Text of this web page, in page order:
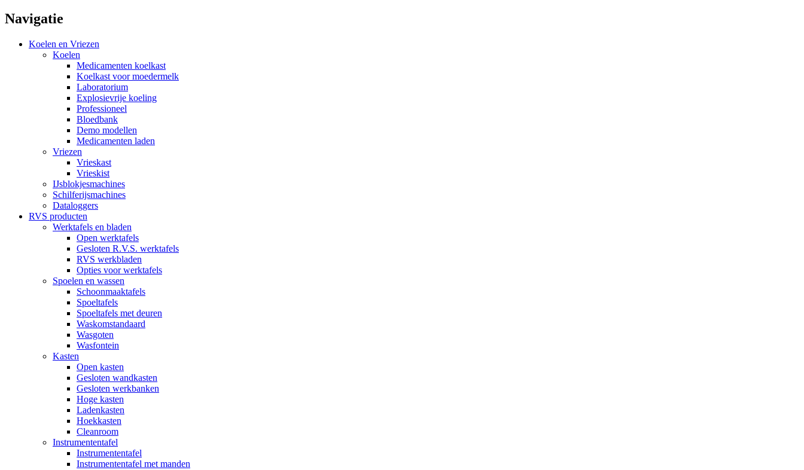
Navigatie
Koelen en Vriezen
Koelen
Medicamenten koelkast
Koelkast voor moedermelk
Laboratorium
Explosievrije koeling
Professioneel
Bloedbank
Demo modellen
Medicamenten laden
Vriezen
Vrieskast
Vrieskist
IJsblokjesmachines
Schilferijsmachines
Dataloggers
RVS producten
Werktafels en bladen
Open werktafels
Gesloten R.V.S. werktafels
RVS werkbladen
Opties voor werktafels
Spoelen en wassen
Schoonmaaktafels
Spoeltafels
Spoeltafels met deuren
Waskomstandaard
Wasgoten
Wasfontein
Kasten
Open kasten
Gesloten wandkasten
Gesloten werkbanken
Hoge kasten
Ladenkasten
Hoekkasten
Cleanroom
Instrumententafel
Instrumententafel
Instrumententafel met manden